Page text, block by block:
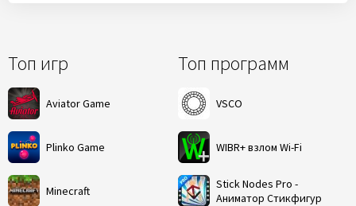
Топ игр
Aviator Game
Plinko Game
Minecraft
Топ программ
VSCO
WIBR+ взлом Wi-Fi
Stick Nodes Pro -
Аниматор Стикфигур